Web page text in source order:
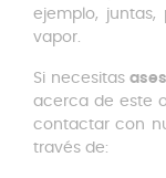
ejemplo,
vapor.
Si necesitas
acerca de este
contactar con
través de: